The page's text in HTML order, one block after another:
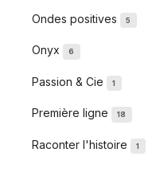
Ondes positives 5
Onyx 6
Passion & Cie 1
Première ligne 18
Raconter l'histoire 1